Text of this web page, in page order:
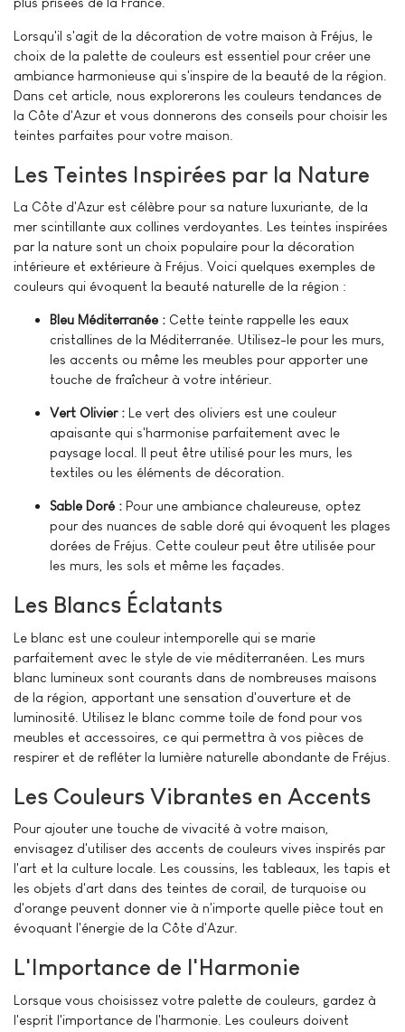
Lorsqu'il s'agit de la décoration de votre maison à Fréjus, le
choix de la palette de couleurs est essentiel pour créer une
ambiance harmonieuse qui s'inspire de la beauté de la région.
Dans cet article, nous explorerons les couleurs tendances de
la Côte d'Azur et vous donnerons des conseils pour choisir les
teintes parfaites pour votre maison.
Les Teintes Inspirées par la Nature
La Côte d'Azur est célèbre pour sa nature luxuriante, de la
mer scintillante aux collines verdoyantes. Les teintes inspirées
par la nature sont un choix populaire pour la décoration
intérieure et extérieure à Fréjus. Voici quelques exemples de
couleurs qui évoquent la beauté naturelle de la région :
Bleu Méditerranée : Cette teinte rappelle les eaux
cristallines de la Méditerranée. Utilisez-le pour les murs,
les accents ou même les meubles pour apporter une
touche de fraîcheur à votre intérieur.
Vert Olivier : Le vert des oliviers est une couleur
apaisante qui s'harmonise parfaitement avec le
paysage local. Il peut être utilisé pour les murs, les
textiles ou les éléments de décoration.
Sable Doré : Pour une ambiance chaleureuse, optez
pour des nuances de sable doré qui évoquent les plages
dorées de Fréjus. Cette couleur peut être utilisée pour
les murs, les sols et même les façades.
Les Blancs Éclatants
Le blanc est une couleur intemporelle qui se marie
parfaitement avec le style de vie méditerranéen. Les murs
blanc lumineux sont courants dans de nombreuses maisons
de la région, apportant une sensation d'ouverture et de
luminosité. Utilisez le blanc comme toile de fond pour vos
meubles et accessoires, ce qui permettra à vos pièces de
respirer et de refléter la lumière naturelle abondante de Fréjus.
Les Couleurs Vibrantes en Accents
Pour ajouter une touche de vivacité à votre maison,
envisagez d'utiliser des accents de couleurs vives inspirés par
l'art et la culture locale. Les coussins, les tableaux, les tapis et
les objets d'art dans des teintes de corail, de turquoise ou
d'orange peuvent donner vie à n'importe quelle pièce tout en
évoquant l'énergie de la Côte d'Azur.
L'Importance de l'Harmonie
Lorsque vous choisissez votre palette de couleurs, gardez à
l'esprit l'importance de l'harmonie. Les couleurs doivent